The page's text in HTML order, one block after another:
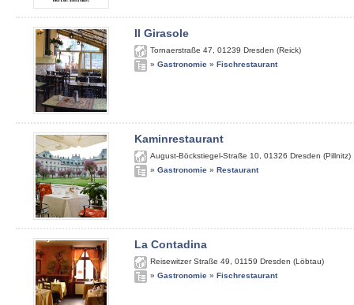
Il Girasole
Tornaerstraße 47 01239 Dresden (Reick)
» Gastronomie » Fischrestaurant
Kaminrestaurant
August-Böckstiegel-Straße 10 01326 Dresden (Pillnitz)
» Gastronomie » Restaurant
La Contadina
Reisewitzer Straße 49 01159 Dresden (Löbtau)
» Gastronomie » Fischrestaurant